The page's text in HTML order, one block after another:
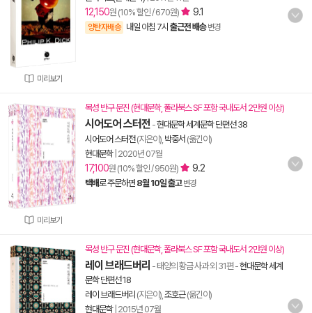
미리보기
12,150원 (10% 할인 / 670원) 9.1
양탄자배송 내일 아침 7시 출근전 배송 변경
미리보기
목성 반구 문진 (현대문학, 폴라북스 SF 포함 국내도서 2만원 이상)
시어도어 스터전 -현대문학 세계문학 단편선 38
시어도어 스터전(지은이), 박중서 (옮긴이)
현대문학| 2020년 07월
17,100원 (10% 할인 / 950원) 9.2
택배로 주문하면 8월 10일 출고 변경
목성 반구 문진 (현대문학, 폴라북스 SF 포함 국내도서 2만원 이상)
레이 브래드버리 - 태양의 황금 사과 외 31편 -현대문학 세계
문학 단편선 18
레이 브래드버리 (지은이), 조호근(옮긴이)
현대문학| 2015년 07월